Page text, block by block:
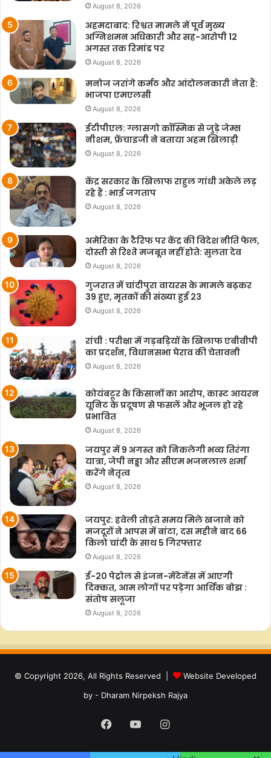
August 8, 2026
अहमदाबाद: रिश्वत मामले में पूर्व मुख्य
अग्निशमन अधिकारी और सह-आरोपी 12
अगस्त तक रिमांड पर
August 8, 2026
मनोज जरांगे कर्मठ और आंदोलनकारी नेता हैं:
भाजपा एमएलसी
August 8, 2026
ईटीपीएल: ग्लासगो कॉस्मिक से जुड़े जेम्स
नीशम, फ्रेंचाइजी ने बताया अहम खिलाड़ी
August 8, 2026
केंद्र सरकार के खिलाफ राहुल गांधी अकेले लड़
रहे हैं : भाई जगताप
August 8, 2026
अमेरिका के टैरिफ पर केंद्र की विदेश नीति फेल,
दोस्ती से रिश्ते मजबूत नहीं होते: सुलता देव
August 8, 2026
गुजरात में चांदीपुरा वायरस के मामले बढ़कर
39 हुए, मृतकों की संख्या हुई 23
August 8, 2026
रांची : परीक्षा में गड़बड़ियों के खिलाफ एबीवीपी
का प्रदर्शन, विधानसभा घेराव की चेतावनी
August 8, 2026
कोयंबटूर के किसानों का आरोप, कास्ट आयरन
यूनिट के प्रदूषण से फसलें और भूजल हो रहे
प्रभावित
August 8, 2026
जयपुर में 9 अगस्त को निकलेगी भव्य तिरंगा
यात्रा, जेपी नड्डा और सीएम भजनलाल शर्मा
करेंगे नेतृत्व
August 8, 2026
जयपुर: हवेली तोड़ते समय मिले खजाने को
मजदूरों ने आपस में बांटा, दस महीने बाद 66
किलो चांदी के साथ 5 गिरफ्तार
August 8, 2026
ई-20 पेट्रोल से इंजन-मेंटेनेंस में आएगी
दिक्कत, आम लोगों पर पड़ेगा आर्थिक बोझ :
संतोष सलूजा
August 8, 2026
© Copyright 2026, All Rights Reserved |
Website Developed
by - Dharam Nirpeksh Rajya
Facebook
YouTubeInstagram